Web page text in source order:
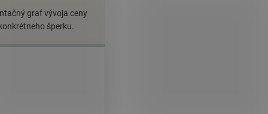
graf vývoja ceny
šperku.